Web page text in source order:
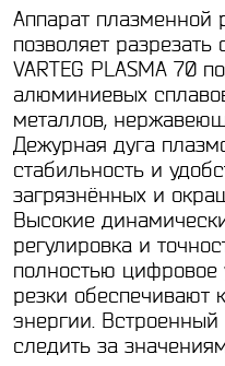
Аппарат плазменной
позволяет
VARTEG PLASMA 70
алюминиевых
металлов,
Дежурная дуга
стабильность и
загрязнённых и
Высокие
регулировка и
полностью цифровое
резки обеспечивают
энергии.
следить за